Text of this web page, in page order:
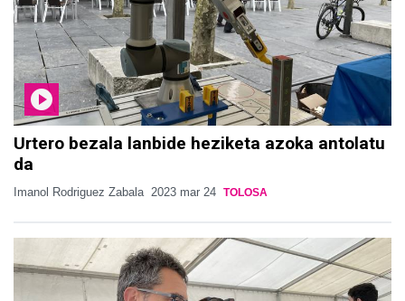
Urtero bezala lanbide heziketa azoka antolatu
da
Imanol Rodriguez Zabala 2023 mar 24 TOLOSA